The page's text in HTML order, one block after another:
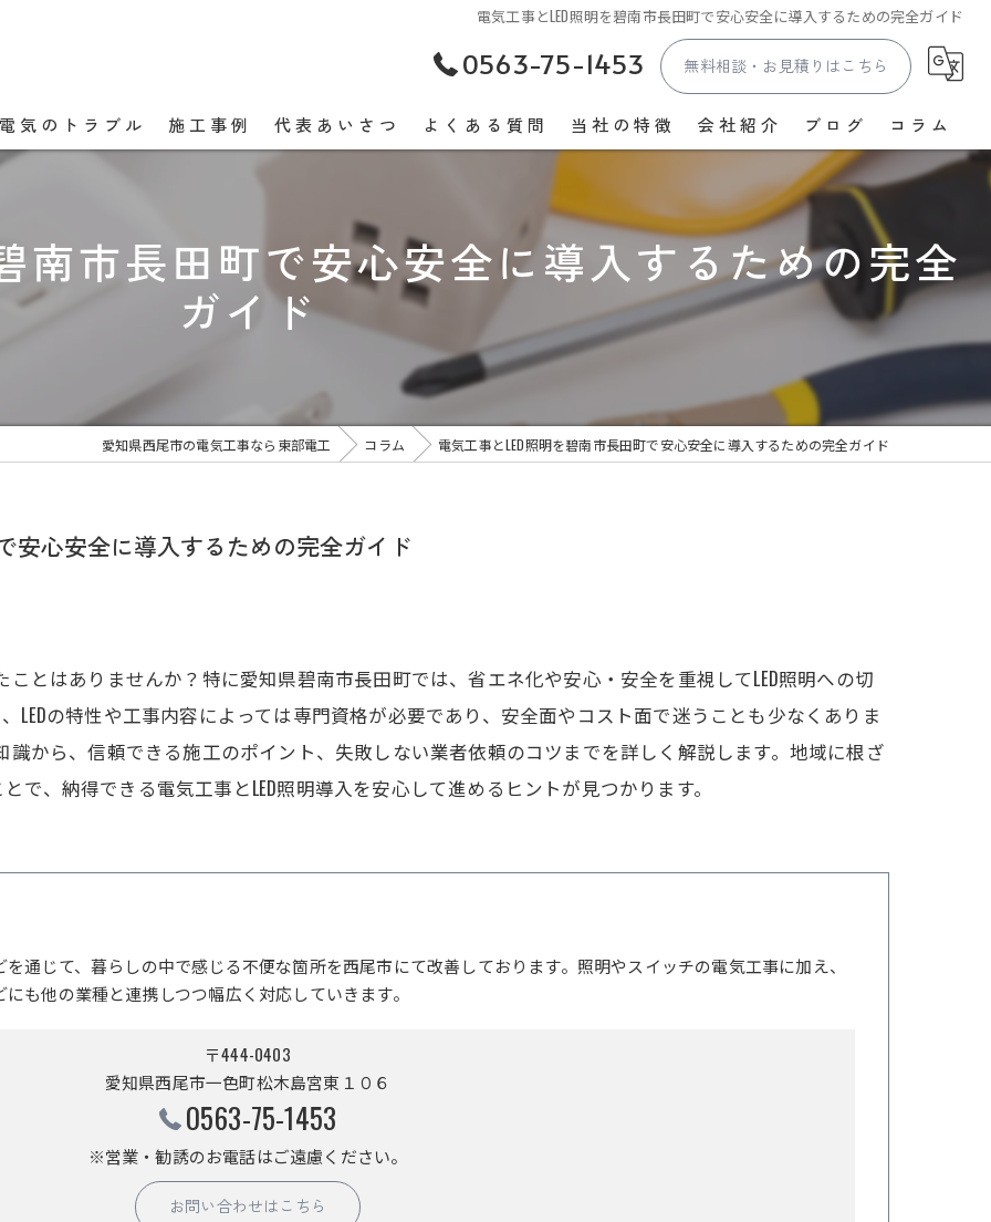
電気工事とLED照明を碧南市長田町で安心安全に導入するための完全ガイド
0563-75-1453 無料相談・お見積りはこちら
電気のトラブル 施工事例 代表あいさつ よくある質問 当社の特徴
コンセント
スイッチ
防犯カメラ
会社紹介
漫画特集
ブログ コラム
南市長田町で安心安全に導入するための完全
ガイド
愛知県西尾市の電気工事なら東部電工 コラム 電気工事とLED照明を碧南市長田町で安心安全に導入するための完全ガイド
安心安全に導入するための完全ガイド
ことはありませんか？特に愛知県碧南市長田町では、省エネ化や安心・安全を重視してLED照明への切
LEDの特性や工事内容によっては専門資格が必要であり、安全面やコスト面で迷うことも少なくありま
識から、信頼できる施工のポイント、失敗しない業者依頼のコツまでを詳しく解説します。地域に根ざ
で、納得できる電気工事とLED照明導入を安心して進めるヒントが見つかります。
通じて、暮らしの中で感じる不便な箇所を西尾市にて改善しております。照明やスイッチの電気工事に加え、
も他の業種と連携しつつ幅広く対応していきます。
〒444-0403
愛知県西尾市一色町松木島宮東１０６
0563-75-1453
※営業・勧誘のお電話はご遠慮ください。
お問い合わせはこちら